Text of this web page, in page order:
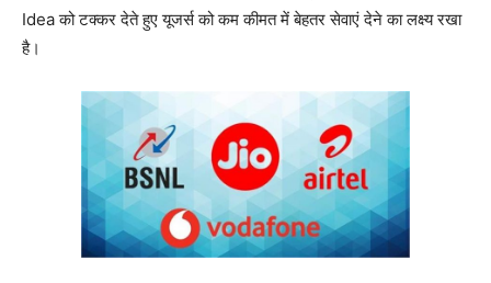
Idea को टक्कर देते हुए यूजर्स को कम कीमत में बेहतर सेवाएं देने का लक्ष्य रखा
है।